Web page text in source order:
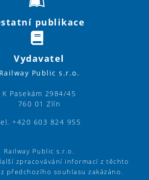
publikace
Vydavatel
Railway Public s.r.o.
K Pasekám 2984/45
760 01 Zlín
+420 603 824 955
Railway Public s.r.o.
zpracovávání informací z těchto
předchozího souhlasu zakázáno.